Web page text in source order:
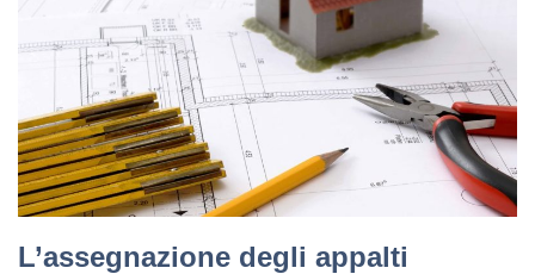
L’assegnazione degli appalti